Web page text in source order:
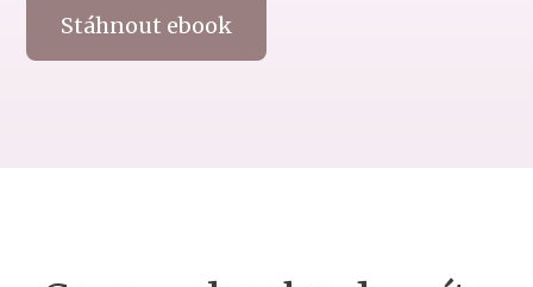
Stáhnout ebook